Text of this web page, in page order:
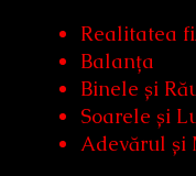
Realitatea
Balanța
Binele și
Soarele și
Adevărul și